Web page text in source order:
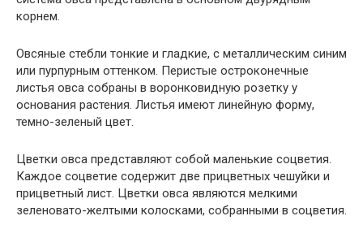
корнем.
Овсяные стебли тонкие и гладкие, с металлическим синим
или пурпурным оттенком. Перистые остроконечные
листья овса собраны в воронковидную розетку у
основания растения. Листья имеют линейную форму,
темно-зеленый цвет.
Цветки овса представляют собой маленькие соцветия.
Каждое соцветие содержит две прицветных чешуйки и
прицветный лист. Цветки овса являются мелкими
зеленовато-желтыми колосками, собранными в соцветия.